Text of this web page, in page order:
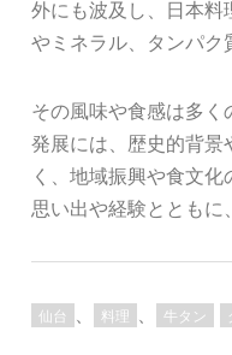
外にも波及し、日本料
やミネラル、タンパク
その風味や食感は多
発展には、歴史的背景
く、地域振興や食文
思い出や経験とともに
仙台 、 料理 、 牛タン